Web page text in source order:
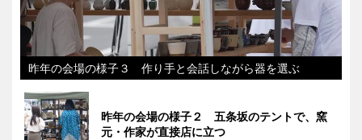
昨年の会場の様子３ 作り手と会話しながら器を選ぶ
昨年の会場の様子２ 五条坂のテントで、窯
元・作家が直接店に立つ